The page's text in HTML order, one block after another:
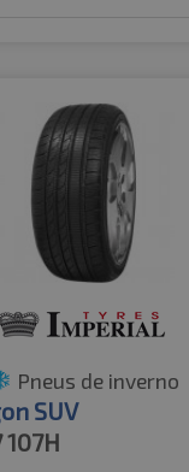
Pneus de inverno
SUV
107H